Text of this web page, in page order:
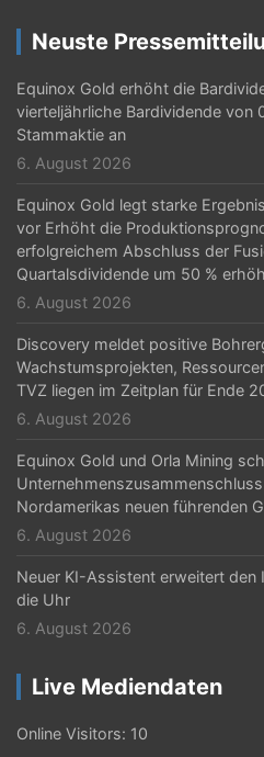
g
a
t
i
o
n
Neuste
Equinox Gold erhöht die
vierteljährliche Bardividende von
Stammaktie an
6. August 2026
Equinox Gold legt starke
vor Erhöht die
erfolgreichem Abschluss der
Quartalsdividende um 50 %
6. August 2026
Discovery meldet positive
Wachstumsprojekten,
TVZ liegen im Zeitplan für Ende
6. August 2026
Equinox Gold und Orla Mining
Nordamerikas neuen führenden
6. August 2026
Neuer KI-Assistent erweitert den
die Uhr
6. August 2026
Live Mediendaten
Online Visitors: 10